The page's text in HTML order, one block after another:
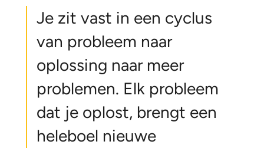
Je zit vast in een cyclus
van probleem naar
oplossing naar meer
problemen. Elk probleem
dat je oplost, brengt een
heleboel nieuwe